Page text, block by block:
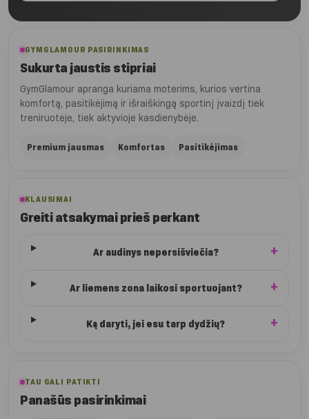
GYMGLAMOUR PASIRINKIMAS
Sukurta jaustis stipriai
GymGlamour apranga kuriama moterims, kurios vertina
komfortą, pasitikėjimą ir išraiškingą sportinį įvaizdį tiek
treniruotėje, tiek aktyvioje kasdienybėje.
Premium jausmas Komfortas Pasitikėjimas
KLAUSIMAI
Greiti atsakymai prieš perkant
Ar audinys nepersišviečia?
Ar liemens zona laikosi sportuojant?
Ką daryti, jei esu tarp dydžių?
TAU GALI PATIKTI
Panašūs pasirinkimai